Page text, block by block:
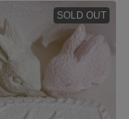
SOLD OUT